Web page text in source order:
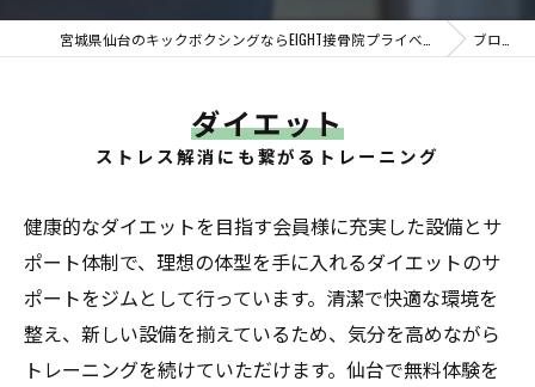
ブログ
ダイエット
ストレス解消にも繋がるトレーニング
健康的なダイエットを目指す会員様に充実した設備とサ
ポート体制で、理想の体型を手に入れるダイエットのサ
ポートをジムとして行っています。清潔で快適な環境を
整え、新しい設備を揃えているため、気分を高めながら
トレーニングを続けていただけます。仙台で無料体験を